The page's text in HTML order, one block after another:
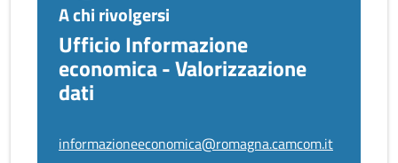
A chi rivolgersi
Ufficio Informazione
economica - Valorizzazione
dati
informazioneeconomica@romagna.camcom.it